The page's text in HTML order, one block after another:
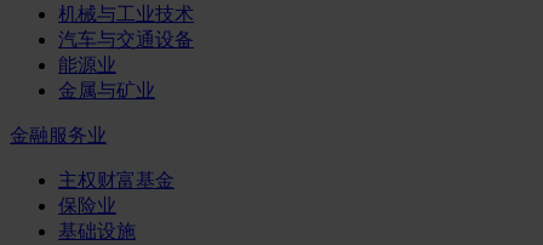
机械与工业技术
汽车与交通设备
能源业
金属与矿业
金融服务业
主权财富基金
保险业
基础设施